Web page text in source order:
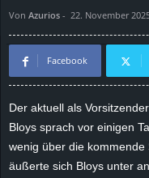
Von Azurios - 22. November
Facebook
Der aktuell als
Bloys sprach vor einigen
wenig über die
äußerte sich Bloys unter